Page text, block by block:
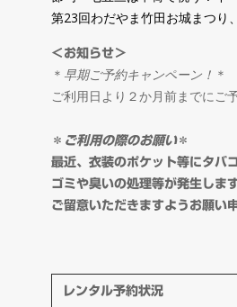
タ
ル
＆
オ
ー
ダ
第23回わだやま竹田お城まつり
＜お知らせ＞
＊ 早期ご予約キャンペーン！ ＊
ご利用日より２か月前までにご
＊ ご利用の際のお願い＊
最近、衣装のポケット等にタバ
ゴミや臭いの処理等が発生しま
ご留意いただきますようお願い
レンタル予約状況